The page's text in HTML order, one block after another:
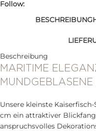
Follow:
BESCHREIBUNG
Beschreibung
MARITIME
Unsere kleinste
cm ein attraktiver
anspruchsvolles